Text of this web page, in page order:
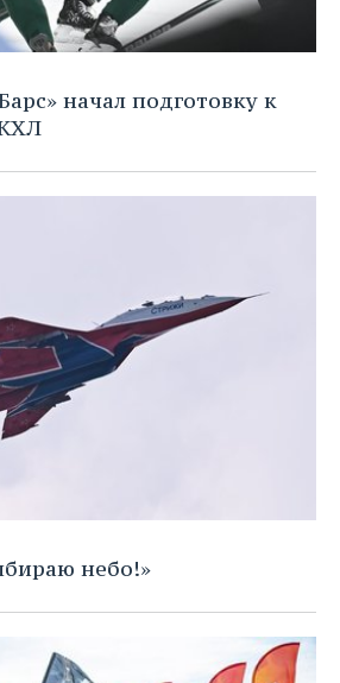
начал подготовку к
небо!»